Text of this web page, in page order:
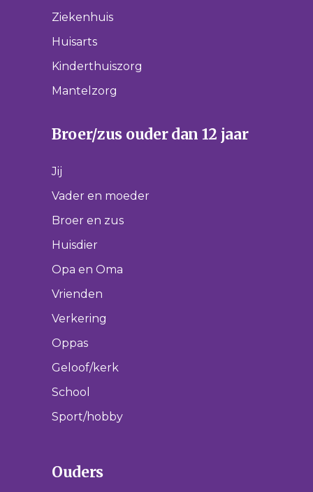
Ziekenhuis
Huisarts
Kinderthuiszorg
Mantelzorg
Broer/zus ouder dan 12 jaar
Jij
Vader en moeder
Broer en zus
Huisdier
Opa en Oma
Vrienden
Verkering
Oppas
Geloof/kerk
School
Sport/hobby
Ouders